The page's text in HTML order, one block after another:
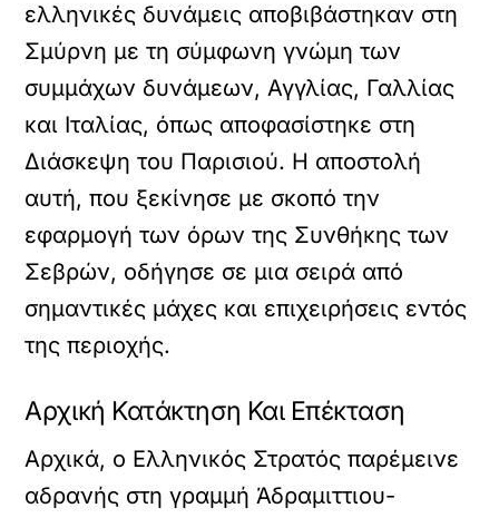
ελληνικές δυνάμεις αποβιβάστηκαν στη
Σμύρνη με τη σύμφωνη γνώμη των
συμμάχων δυνάμεων, Αγγλίας, Γαλλίας
και Ιταλίας, όπως αποφασίστηκε στη
Διάσκεψη του Παρισιού. Η αποστολή
αυτή, που ξεκίνησε με σκοπό την
εφαρμογή των όρων της Συνθήκης των
Σεβρών, οδήγησε σε μια σειρά από
σημαντικές μάχες και επιχειρήσεις εντός
της περιοχής.
Αρχική Κατάκτηση Και Επέκταση
Αρχικά, ο Ελληνικός Στρατός παρέμεινε
αδρανής στη γραμμή Άδραμιττιου-